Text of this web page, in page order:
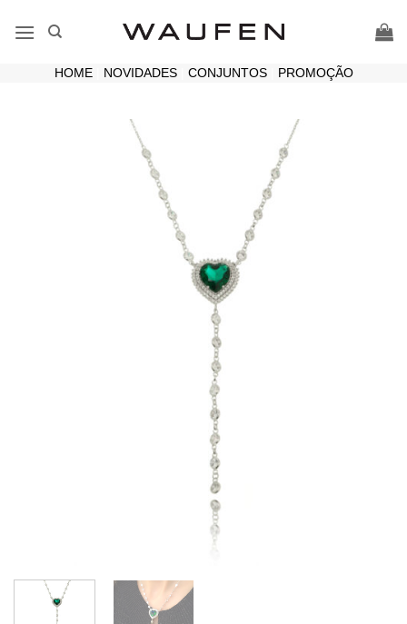
HOME| NOVIDADES| CONJUNTOS| PROMOÇÃO